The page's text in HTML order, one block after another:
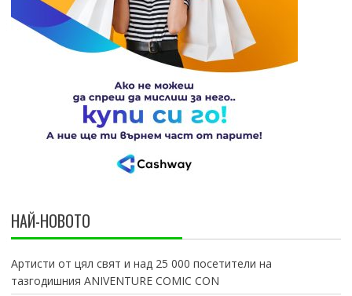
НАЙ-НОВОТО
Артисти от цял свят и над 25 000 посетители на
тазгодишния ANIVENTURE COMIC CON